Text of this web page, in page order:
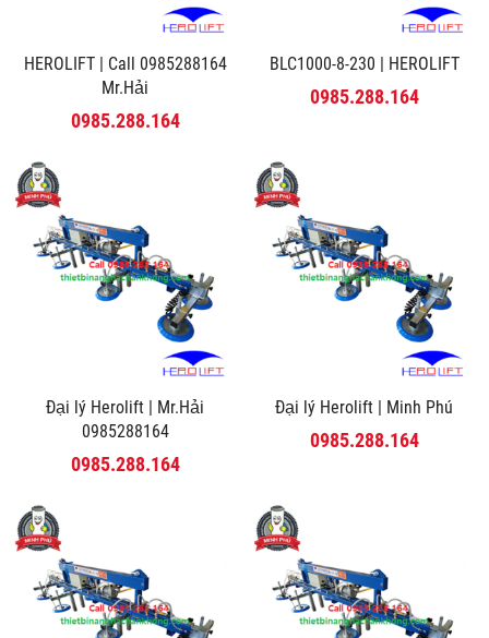
HEROLIFT | Call 0985288164
Mr.Hải
0985.288.164
BLC1000-8-230 | HEROLIFT
0985.288.164
Đại lý Herolift | Mr.Hải
0985288164
0985.288.164
Đại lý Herolift | Minh Phú
0985.288.164